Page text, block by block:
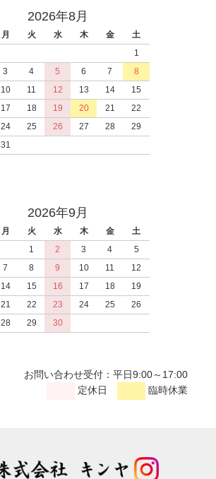
2026年8月
月 火 水 木 金
土
1
3 4 5 6 7
8
10 11 12 13 14
15
17 18 19 20 21
22
24 25 26 27 28
29
31
2026年9月
月 火 水 木 金
土
1
2 3 4
5
7 8 9 10 11
12
14 15 16 17 18
19
21 22 23 24 25
26
28 29 30
お問い合わせ受付：平日9:00～17:00
定休日
臨時休業